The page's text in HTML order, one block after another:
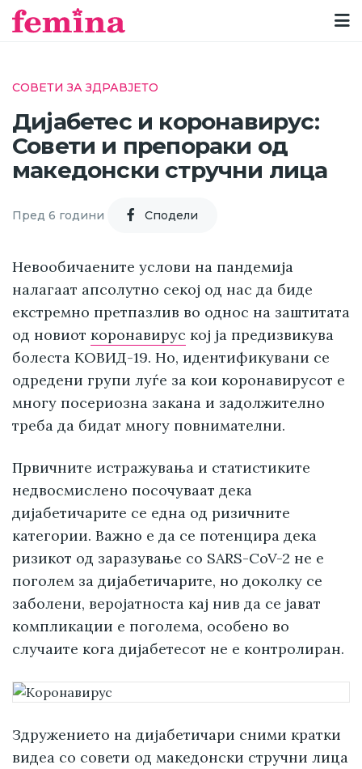
СОВЕТИ ЗА ЗДРАВЈЕТО
Дијабетес и коронавирус:
Совети и препораки од
македонски стручни лица
Пред 6 години Cподели
Невообичаените услови на пандемија
налагаат апсолутно секој од нас да биде
екстремно претпазлив во однос на заштитата
од новиот коронавирус кој ја предизвикува
болеста КОВИД-19. Но, идентификувани се
одредени групи луѓе за кои коронавирусот е
многу посериозна закана и задолжително
треба да бидат многу повнимателни.
Првичните истражувања и статистиките
недвосмислено посочуваат дека
дијабетичарите се една од ризичните
категории. Важно е да се потенцира дека
ризикот од заразување со SARS-CoV-2 не е
поголем за дијабетичарите, но доколку се
заболени, веројатноста кај нив да се јават
компликации е поголема, особено во
случаите кога дијабетесот не е контролиран.
Здружението на дијабетичари сними кратки
видеа со совети од македонски стручни лица